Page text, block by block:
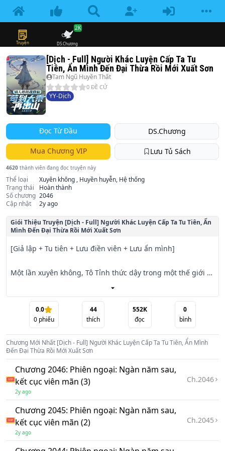
Truyện DS.Chương
2K
[Dịch - Full] Người Khác Luyện Cấp Ta Tu
Tiên, Ẩn Mình Đến Đại Thừa Rồi Mới Xuất Sơn
Tam Ngũ Huyền Thất
0 ĐỀ CỬ
YY-Dịch
Đọc Từ Đầu DS.Chương
Mua Chương VIP Lưu Tủ Sách
4620 thành viên đang đọc truyện này
Thể loại
Xuyên không , Huyền huyễn, Hệ thống
Trạng thái
Hoàn thành
Số chương 2046
Cập nhật
2y ago
Giói Thiệu Truyện [Dịch - Full] Người Khác Luyện Cấp Ta Tu Tiên, Ẩn
Mình Đến Đại Thừa Rồi Mới Xuất Sơn
[Giả lập + Tu tiên + Lưu điền viên + Lưu ẩn mình]
Một lần xuyên không, Tô Tỉnh thức dậy trong một thế giới
võ đạo cao cấp đã được dữ liệu hóa.
Ở nơi đây, có những cường giả siêu phàm được gọi là
“Chuyển Nghiệp Giả,” được trời cao ưu ái, có thể thăng cấp
và gia tăng sức mạnh bằng cách làm nhiệm vụ, săn quái
vật.
Tô Tỉnh lại chuyển nghề thành một nghề ẩn: Tu Tiên Giả,
nhưng vì lý do bí ẩn nào đó, hắn không thể nhận được kinh
nghiệm hay thăng cấp như những Chuyển Nghiệp Giả khác.
Không thể thăng cấp, hắn chỉ còn cách tự mình tu luyện.
Nhưng trong thời đại mạt pháp này, khi linh khí cạn kiệt và
tu sĩ gần như tuyệt chủng, việc tìm được một chút linh khí
0.0
0 phiếu
44
thích
552K
đọc
0
bình
Chương Mới Nhất [Dịch - Full] Người Khác Luyện Cấp Ta Tu Tiên, Ẩn Mình
Đến Đại Thừa Rồi Mới Xuất Sơn
Chương 2046: Phiên ngoại: Ngàn năm sau,
kết cục viên mãn (3)
2y ago
Ch.2046
Chương 2045: Phiên ngoại: Ngàn năm sau,
kết cục viên mãn (2)
2y ago
Ch.2045